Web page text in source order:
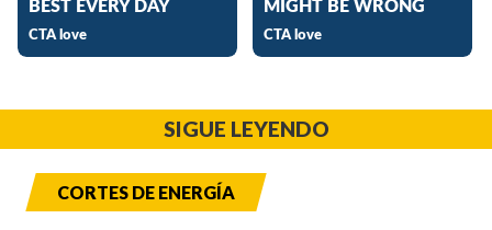
SIGUE LEYENDO
CORTES DE ENERGÍA